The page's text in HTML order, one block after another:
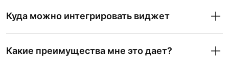
Куда можно интегрировать виджет
Какие преимущества мне это дает?